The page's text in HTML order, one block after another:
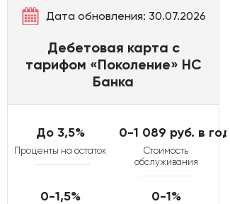
Дата обновления: 30.07.2026
Дебетовая карта с
тарифом «Поколение» НС
Банка
До 3,5%
Проценты на остаток
0-1 089 руб. в год
Стоимость
обслуживания
0-1,5% 0-1%